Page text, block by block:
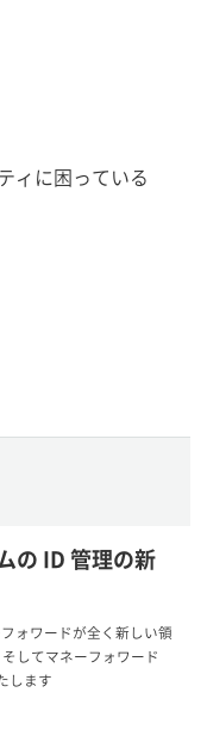
ィに困っている
の ID 管理の新
ォワードが全く新しい領
してマネーフォワード
します